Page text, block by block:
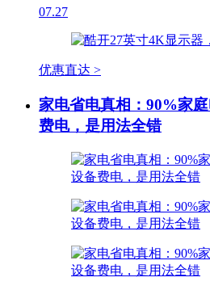
07.27
优惠直达 >
家电省电真相：90%家
费电，是用法全错